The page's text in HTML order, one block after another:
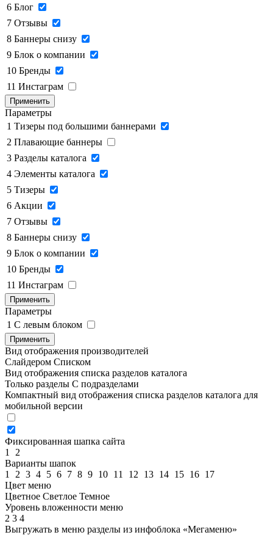
6 Блог
7 Отзывы
8 Баннеры снизу
9 Блок о компании
10 Бренды
11 Инстаграм
Применить
Параметры
1 Тизеры под большими баннерами
2 Плавающие баннеры
3 Разделы каталога
4 Элементы каталога
5 Тизеры
6 Акции
7 Отзывы
8 Баннеры снизу
9 Блок о компании
10 Бренды
11 Инстаграм
Применить
Параметры
1 C левым блоком
Применить
Вид отображения производителей
Слайдером Списком
Вид отображения списка разделов каталога
Только разделы С подразделами
Компактный вид отображения списка разделов каталога для
мобильной версии
Фиксированная шапка сайта
1
2
Варианты шапок
1
2 3 4 5 6 7 8 9 10 11 12 13 14 15 16 17
Цвет меню
Цветное Светлое Темное
Уровень вложенности меню
2 3 4
Выгружать в меню разделы из инфоблока «Мегаменю»